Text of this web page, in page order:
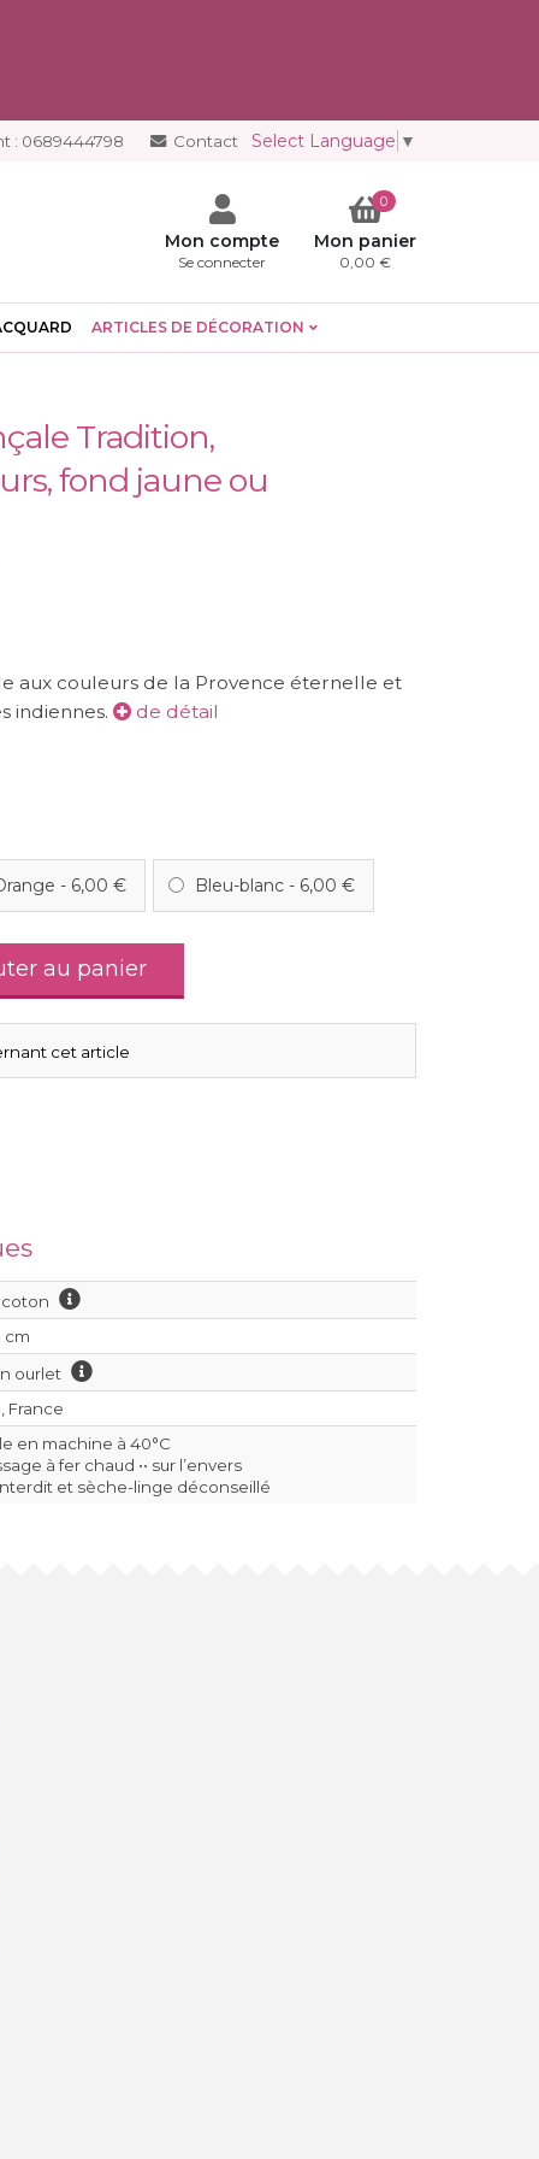
Select Language ▼
: 0689444798 Contact
Mon compte
Se connecter
0
Mon panier
0,00 €
ARTICLES DE DÉCORATION
Tradition,
fond jaune ou
aux couleurs de la Provence éternelle et
indiennes.
de détail
- 6,00 € Bleu-blanc - 6,00 €
au panier
cet article
coton
cm
ourlet
France
en machine à 40°C
à fer chaud •• sur l’envers
et sèche-linge déconseillé